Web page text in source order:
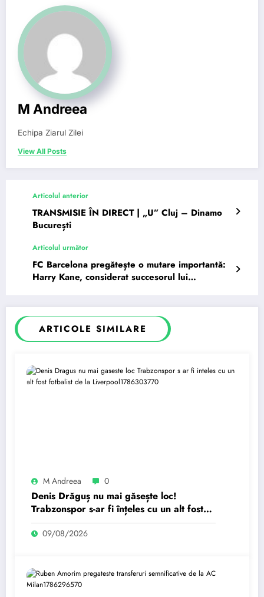
M Andreea
Echipa Ziarul Zilei
View All Posts
Articolul anterior
TRANSMISIE ÎN DIRECT | „U” Cluj – Dinamo
București
Articolul următor
FC Barcelona pregătește o mutare importantă:
Harry Kane, considerat succesorul lui
ARTICOLE SIMILARE
M Andreea 0
Denis Drăguș nu mai găsește loc!
Trabzonspor s-ar fi înțeles cu un alt fost
fotbalist de la Liverpool.
09/08/2026